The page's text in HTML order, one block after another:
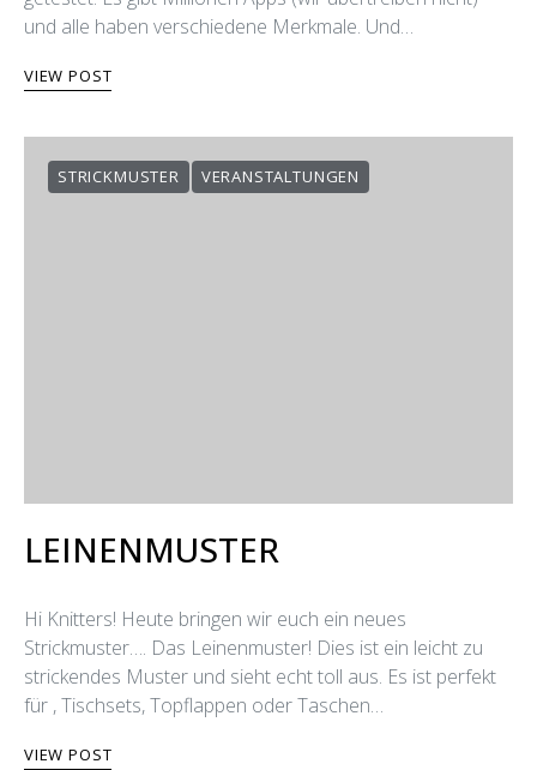
und alle haben verschiedene Merkmale. Und…
VIEW POST
STRICKMUSTER VERANSTALTUNGEN
LEINENMUSTER
Hi Knitters! Heute bringen wir euch ein neues
Strickmuster…. Das Leinenmuster! Dies ist ein leicht zu
strickendes Muster und sieht echt toll aus. Es ist perfekt
für , Tischsets, Topflappen oder Taschen…
VIEW POST